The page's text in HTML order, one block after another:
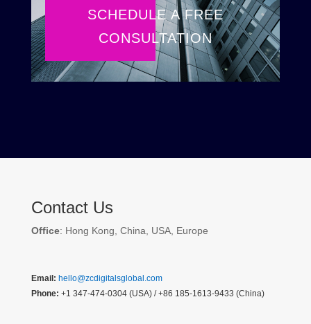
SCHEDULE A FREE
CONSULTATION
Contact Us
Office: Hong Kong, China, USA, Europe
Email: hello@zcdigitalsglobal.com
Phone: +1 347-474-0304 (USA) / +86 185-1613-9433 (China)